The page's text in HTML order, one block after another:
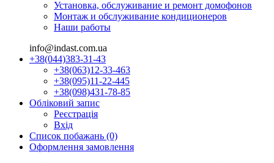
Установка, обслуживание и ремонт домофонов
Монтаж и обслуживание кондиционеров
Наши работы
info@indast.com.ua
+38(044)383-31-43
+38(063)12-33-463
+38(095)11-22-445
+38(098)431-78-85
Обліковий запис
Реєстрація
Вхід
Список побажань (0)
Оформлення замовлення